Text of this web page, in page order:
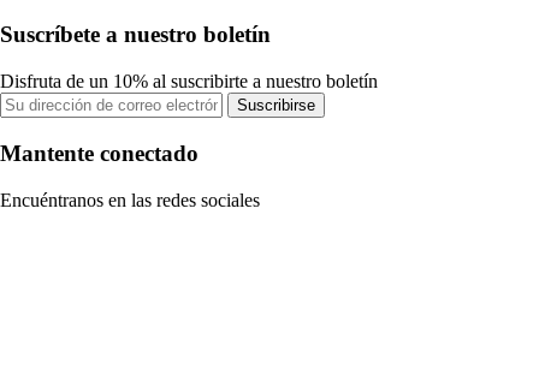
Suscríbete a nuestro boletín
Disfruta de un 10% al suscribirte a nuestro boletín
Suscribirse
Mantente conectado
Encuéntranos en las redes sociales